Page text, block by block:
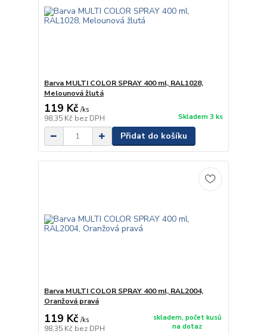
Barva MULTI COLOR SPRAY 400 ml, RAL1028,
Melounová žlutá
119 Kč /ks
98,35 Kč bez DPH Skladem 3 ks
Přidat do košíku
Barva MULTI COLOR SPRAY 400 ml, RAL2004,
Oranžová pravá
119 Kč /ks
98,35 Kč bez DPH
skladem, počet kusů
na dotaz